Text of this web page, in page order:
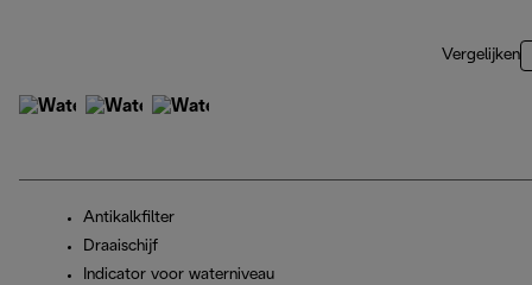
Vergelijken
Antikalkfilter
Draaischijf
Indicator voor waterniveau